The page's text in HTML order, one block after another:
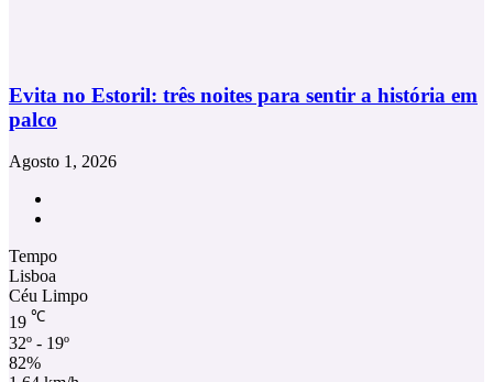
Evita no Estoril: três noites para sentir a história em
palco
Agosto 1, 2026
Tempo
Lisboa
Céu Limpo
19 ℃
32º - 19º
82%